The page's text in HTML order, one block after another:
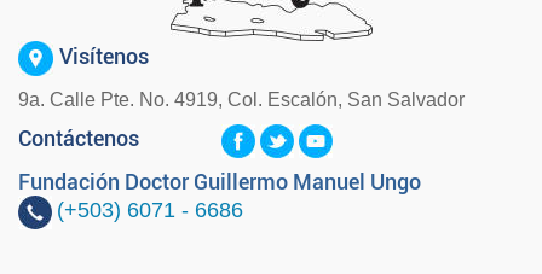
Visítenos
9a. Calle Pte. No. 4919, Col. Escalón, San Salvador
Contáctenos
Fundación Doctor Guillermo Manuel Ungo
(+503) 6071 - 6686